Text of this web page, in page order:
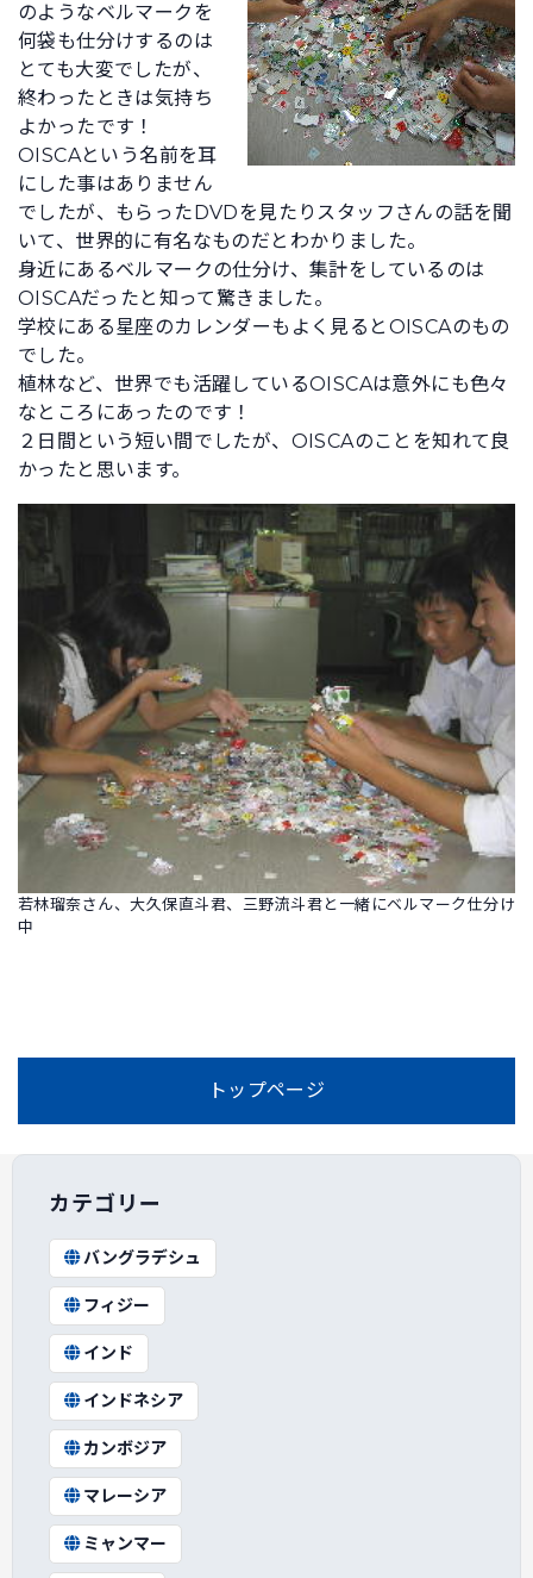
のようなベルマークを
何袋も仕分けするのは
とても大変でしたが、
終わったときは気持ち
よかったです！
OISCAという名前を耳
にした事はありません
でしたが、もらったDVDを見たりスタッフさんの話を聞
いて、世界的に有名なものだとわかりました。
身近にあるベルマークの仕分け、集計をしているのは
OISCAだったと知って驚きました。
学校にある星座のカレンダーもよく見るとOISCAのもの
でした。
植林など、世界でも活躍しているOISCAは意外にも色々
なところにあったのです！
２日間という短い間でしたが、OISCAのことを知れて良
かったと思います。
若林瑠奈さん、大久保直斗君、三野流斗君と一緒にベルマーク仕分け
中
トップページ
カテゴリー
バングラデシュ
フィジー
インド
インドネシア
カンボジア
マレーシア
ミャンマー